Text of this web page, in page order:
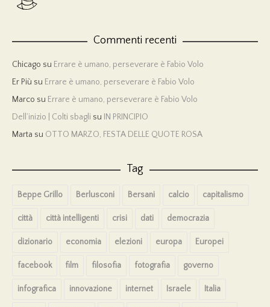
Commenti recenti
Chicago su Errare è umano, perseverare è Fabio Volo
Er Più su Errare è umano, perseverare è Fabio Volo
Marco su Errare è umano, perseverare è Fabio Volo
Dell’inizio | Colti sbagli su IN PRINCIPIO
Marta su OTTO MARZO, FESTA DELLE QUOTE ROSA
Tag
Beppe Grillo Berlusconi Bersani calcio capitalismo
città città intelligenti crisi dati democrazia
dizionario economia elezioni europa Europei
facebook film filosofia fotografia governo
infografica innovazione internet Israele Italia